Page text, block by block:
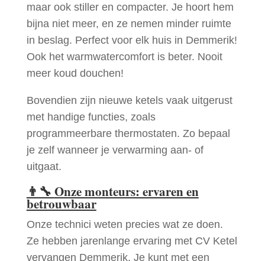
maar ook stiller en compacter. Je hoort hem
bijna niet meer, en ze nemen minder ruimte
in beslag. Perfect voor elk huis in Demmerik!
Ook het warmwatercomfort is beter. Nooit
meer koud douchen!
Bovendien zijn nieuwe ketels vaak uitgerust
met handige functies, zoals
programmeerbare thermostaten. Zo bepaal
je zelf wanneer je verwarming aan- of
uitgaat.
👨‍🔧 Onze monteurs: ervaren en
betrouwbaar
Onze technici weten precies wat ze doen.
Ze hebben jarenlange ervaring met CV Ketel
vervangen Demmerik. Je kunt met een